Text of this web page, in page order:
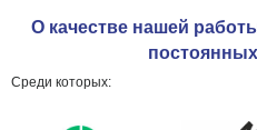
О качестве нашей
Среди которых: